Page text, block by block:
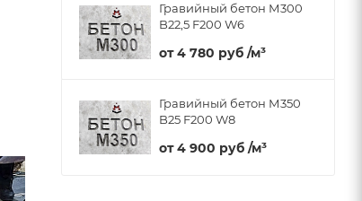
Гравийный бетон М300
B22,5 F200 W6
от4 780 руб /м³
Гравийный бетон М350
B25 F200 W8
от4 900 руб /м³